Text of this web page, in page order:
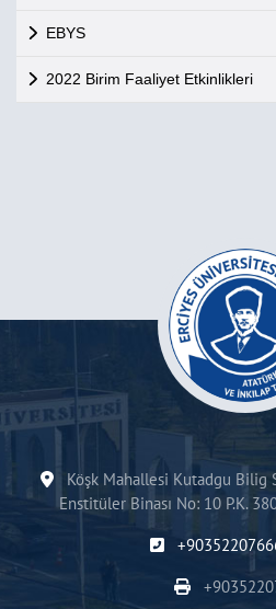
EBYS
2022 Birim Faaliyet Etkinlikleri
Köşk Mahallesi Kutadgu Bilig
Enstitüler Binası No: 10 P.K.